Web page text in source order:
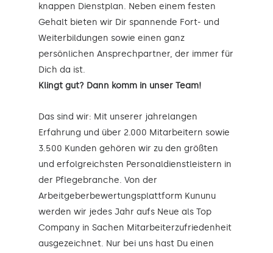
knappen Dienstplan. Neben einem festen
Gehalt bieten wir Dir spannende Fort- und
Weiterbildungen sowie einen ganz
persönlichen Ansprechpartner, der immer für
Dich da ist.
Klingt gut? Dann komm in unser Team!
Das sind wir: Mit unserer jahrelangen
Erfahrung und über 2.000 Mitarbeitern sowie
3.500 Kunden gehören wir zu den größten
und erfolgreichsten Personaldienstleistern in
der Pflegebranche. Von der
Arbeitgeberbewertungsplattform Kununu
werden wir jedes Jahr aufs Neue als Top
Company in Sachen Mitarbeiterzufriedenheit
ausgezeichnet. Nur bei uns hast Du einen